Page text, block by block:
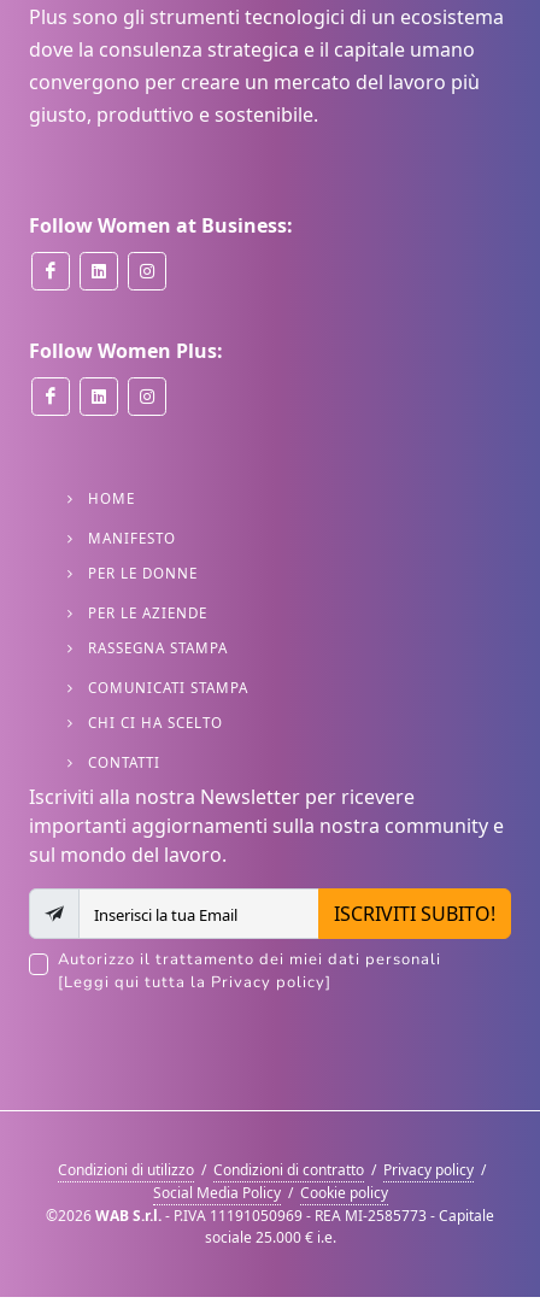
Plus sono gli strumenti tecnologici di un ecosistema
dove la consulenza strategica e il capitale umano
convergono per creare un mercato del lavoro più
giusto, produttivo e sostenibile.
Follow Women at Business:
Follow Women Plus:
HOME
MANIFESTO
PER LE DONNE
PER LE AZIENDE
RASSEGNA STAMPA
COMUNICATI STAMPA
CHI CI HA SCELTO
CONTATTI
Iscriviti alla nostra Newsletter per ricevere
importanti aggiornamenti sulla nostra community e
sul mondo del lavoro.
ISCRIVITI SUBITO!
Autorizzo il trattamento dei miei dati personali
[Leggi qui tutta la Privacy policy]
Condizioni di utilizzo / Condizioni di contratto / Privacy policy /
Social Media Policy / Cookie policy
©2026WAB S.r.l.- P.IVA 11191050969 - REA MI-2585773 - Capitale
sociale 25.000 € i.e.